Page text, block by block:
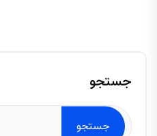
جستجو
جستجو